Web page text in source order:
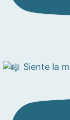
Siente la